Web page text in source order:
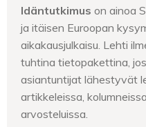
Idäntutkimus on ainoa
ja itäisen Euroopan
aikakausjulkaisu. Lehti
tuhtina tietopakettina,
asiantuntijat lähestyvät
artikkeleissa,
arvosteluissa.